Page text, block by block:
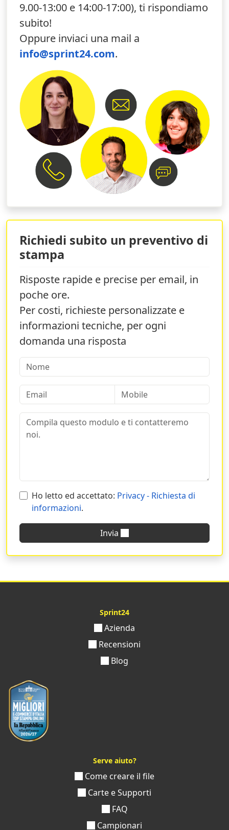
con anelli,il nostro staff è a tua disposizione. Ad ogni
richiesta ricevuta via e-mail o via telefono rispondiamo
nel giro di qualche ora. Inizia subito a configurare le tue
cartelline ad anelli!
9.00-13:00 e 14:00-17:00), ti rispondiamo
subito!
Oppure inviaci una mail a
info@sprint24.com.
Richiedi subito un preventivo di
stampa
Risposte rapide e precise per email, in
poche ore.
Per costi, richieste personalizzate e
informazioni tecniche, per ogni
domanda una risposta
Ho letto ed accettato: Privacy - Richiesta di
informazioni.
Invia
Sprint24
Azienda
Recensioni
Blog
Serve aiuto?
Come creare il file
Carte e Supporti
FAQ
Campionari